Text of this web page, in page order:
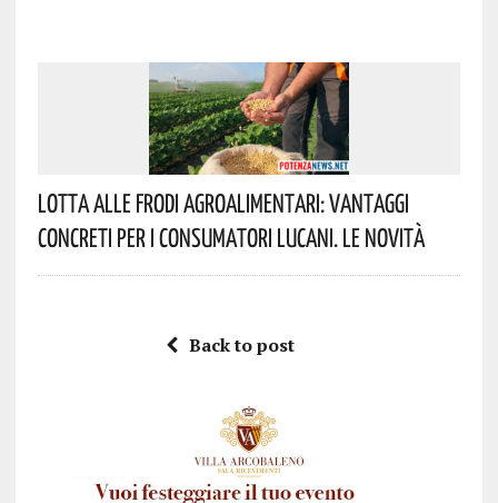
Lotta Alle Frodi Agroalimentari: Vantaggi
Concreti Per I Consumatori Lucani. Le Novità
Back to post